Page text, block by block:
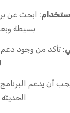
: ابحث عن
بسيطة
أن يدعم